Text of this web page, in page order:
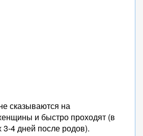
сказываются на
и быстро проходят (в
3-4 дней после родов).